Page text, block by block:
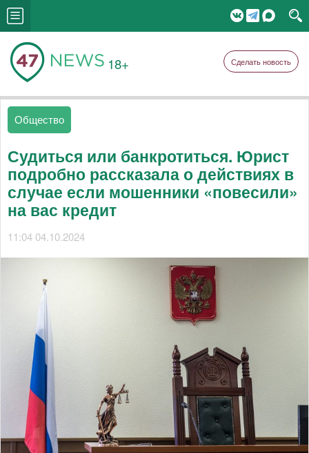
18+ Сделать новость
Общество
Судиться или банкротиться. Юрист
подробно рассказала о действиях в
случае если мошенники «повесили»
на вас кредит
11:04 04.10.2024